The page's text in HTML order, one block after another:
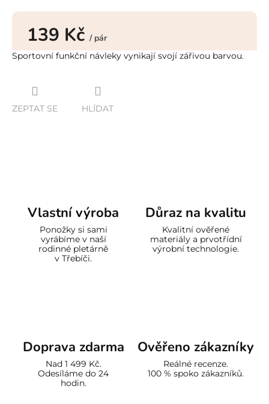
139 Kč / pár
Měrná
Sportovní funkční návleky vynikají svojí zářivou barvou.
ZEPTAT SE HLÍDAT
Vlastní výroba
Ponožky si sami
vyrábíme v naší
rodinné pletárně
v Třebíči.
Důraz na kvalitu
Kvalitní ověřené
materiály a prvotřídní
výrobní technologie.
Doprava zdarma
Nad 1 499 Kč.
Odesíláme do 24
hodin.
Ověřeno zákazníky
Reálné recenze.
100 % spoko zákazníků.